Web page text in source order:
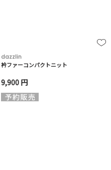
dazzlin
衿ファーコンパクトニット
9,900 円